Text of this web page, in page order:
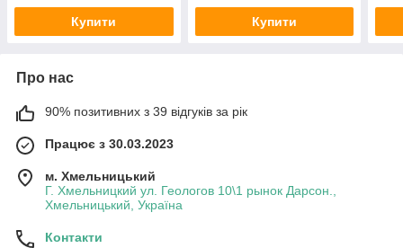
Купити Купити
Про нас
90% позитивних з 39 відгуків за рік
Працює з 30.03.2023
м. Хмельницький
Г. Хмельницкий ул. Геологов 10\1 рынок Дарсон.,
Хмельницький, Україна
Контакти